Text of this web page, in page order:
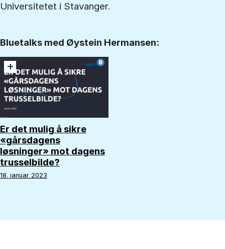
Universitetet i Stavanger.
Bluetalks med Øystein Hermansen:
+
Er det mulig å sikre
«gårsdagens
løsninger» mot dagens
trusselbilde?
18. januar 2023